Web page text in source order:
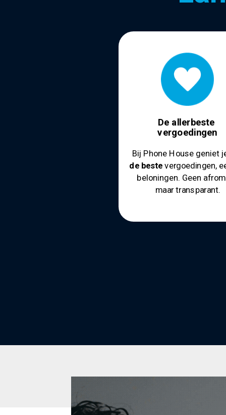
De allerbeste
vergoedingen
Bij Phone House geniet
de beste vergoedingen,
beloningen. Geen
maar transparant.